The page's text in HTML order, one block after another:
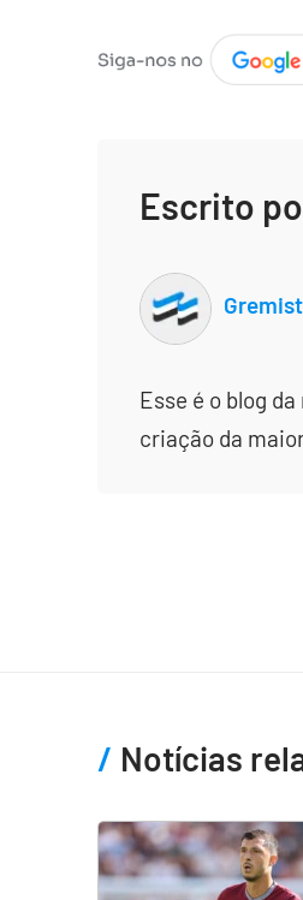
Escrito
Esse é o blog
criação da
Notícias